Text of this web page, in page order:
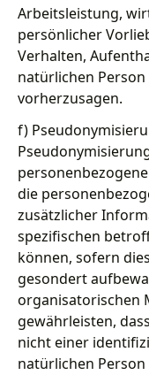
Arbeitsleistung,
persönlicher
Verhalten,
natürlichen
vorherzusagen.
f)
die
zusätzlicher
spezifischen
können, sofern
gesondert
organisatorischen
gewährleisten,
nicht einer
natürlichen